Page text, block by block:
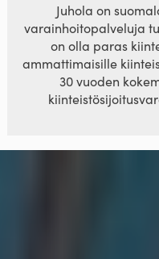
Juhola on
varainhoitopalveluja
on olla paras
ammattimaisille
30 vuoden